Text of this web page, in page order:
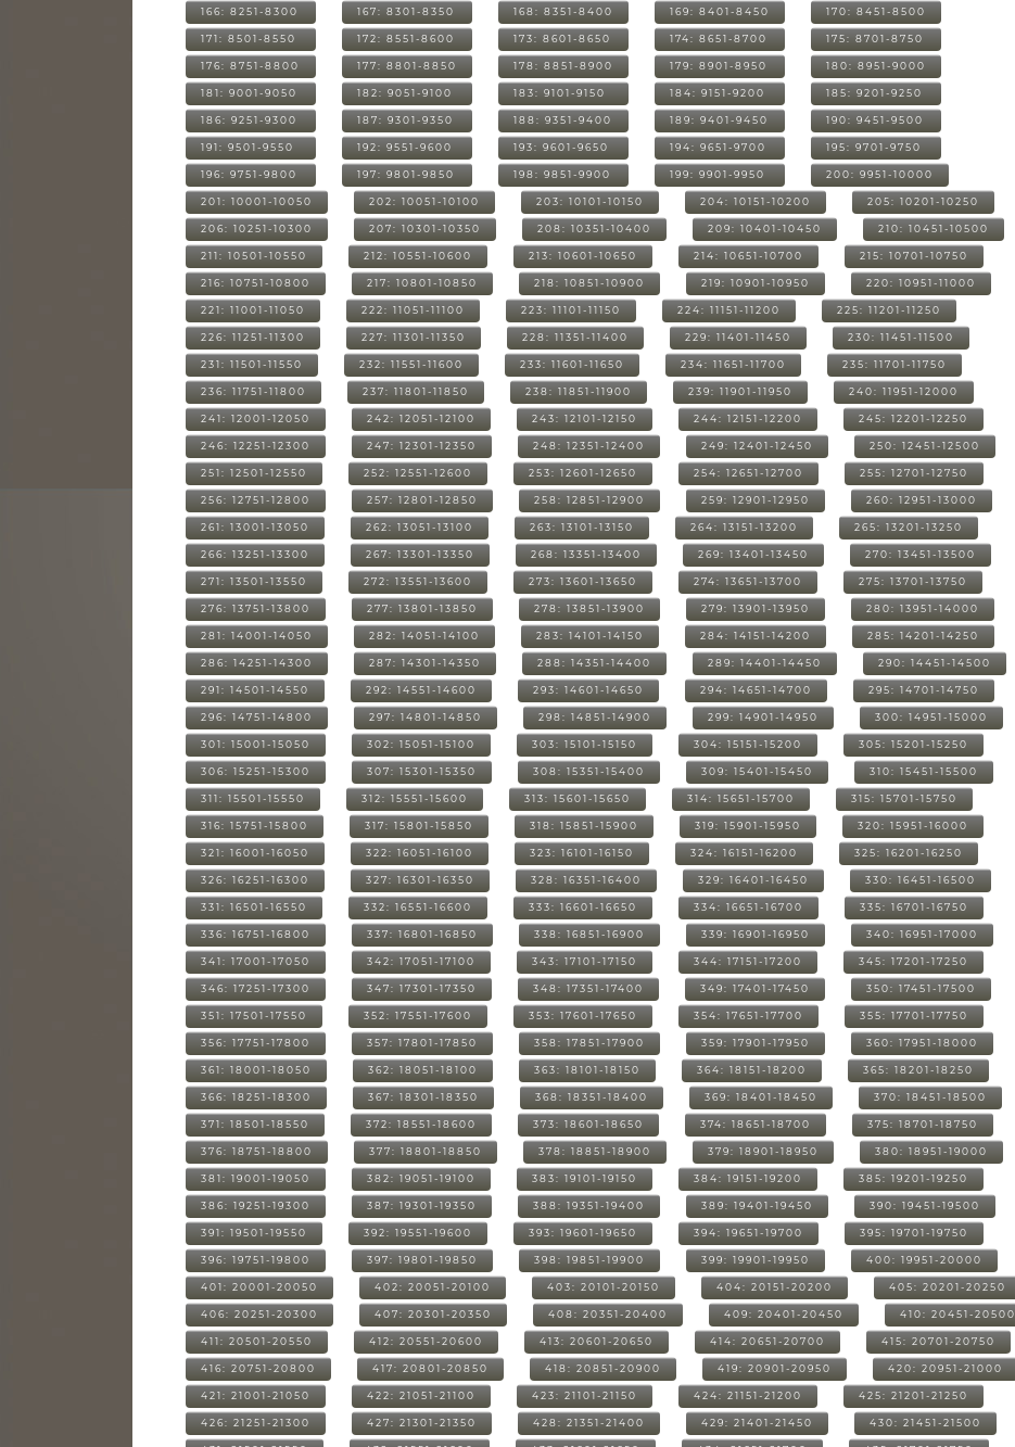
166: 8251-8300 167: 8301-8350 168: 8351-8400 169: 8401-8450 170: 8451-8500
171: 8501-8550 172: 8551-8600 173: 8601-8650 174: 8651-8700 175: 8701-8750
176: 8751-8800 177: 8801-8850 178: 8851-8900 179: 8901-8950 180: 8951-9000
181: 9001-9050 182: 9051-9100 183: 9101-9150 184: 9151-9200 185: 9201-9250
186: 9251-9300 187: 9301-9350 188: 9351-9400 189: 9401-9450 190: 9451-9500
191: 9501-9550 192: 9551-9600 193: 9601-9650 194: 9651-9700 195: 9701-9750
196: 9751-9800 197: 9801-9850 198: 9851-9900 199: 9901-9950 200: 9951-10000
201: 10001-10050 202: 10051-10100 203: 10101-10150 204: 10151-10200 205: 10201-10250
206: 10251-10300 207: 10301-10350 208: 10351-10400 209: 10401-10450 210: 10451-10500
211: 10501-10550 212: 10551-10600 213: 10601-10650 214: 10651-10700 215: 10701-10750
216: 10751-10800 217: 10801-10850 218: 10851-10900 219: 10901-10950 220: 10951-11000
221: 11001-11050 222: 11051-11100 223: 11101-11150 224: 11151-11200 225: 11201-11250
226: 11251-11300 227: 11301-11350 228: 11351-11400 229: 11401-11450 230: 11451-11500
231: 11501-11550 232: 11551-11600 233: 11601-11650 234: 11651-11700 235: 11701-11750
236: 11751-11800 237: 11801-11850 238: 11851-11900 239: 11901-11950 240: 11951-12000
241: 12001-12050 242: 12051-12100 243: 12101-12150 244: 12151-12200 245: 12201-12250
246: 12251-12300 247: 12301-12350 248: 12351-12400 249: 12401-12450 250: 12451-12500
251: 12501-12550 252: 12551-12600 253: 12601-12650 254: 12651-12700 255: 12701-12750
256: 12751-12800 257: 12801-12850 258: 12851-12900 259: 12901-12950 260: 12951-13000
261: 13001-13050 262: 13051-13100 263: 13101-13150 264: 13151-13200 265: 13201-13250
266: 13251-13300 267: 13301-13350 268: 13351-13400 269: 13401-13450 270: 13451-13500
271: 13501-13550 272: 13551-13600 273: 13601-13650 274: 13651-13700 275: 13701-13750
276: 13751-13800 277: 13801-13850 278: 13851-13900 279: 13901-13950 280: 13951-14000
281: 14001-14050 282: 14051-14100 283: 14101-14150 284: 14151-14200 285: 14201-14250
286: 14251-14300 287: 14301-14350 288: 14351-14400 289: 14401-14450 290: 14451-14500
291: 14501-14550 292: 14551-14600 293: 14601-14650 294: 14651-14700 295: 14701-14750
296: 14751-14800 297: 14801-14850 298: 14851-14900 299: 14901-14950 300: 14951-15000
301: 15001-15050 302: 15051-15100 303: 15101-15150 304: 15151-15200 305: 15201-15250
306: 15251-15300 307: 15301-15350 308: 15351-15400 309: 15401-15450 310: 15451-15500
311: 15501-15550 312: 15551-15600 313: 15601-15650 314: 15651-15700 315: 15701-15750
316: 15751-15800 317: 15801-15850 318: 15851-15900 319: 15901-15950 320: 15951-16000
321: 16001-16050 322: 16051-16100 323: 16101-16150 324: 16151-16200 325: 16201-16250
326: 16251-16300 327: 16301-16350 328: 16351-16400 329: 16401-16450 330: 16451-16500
331: 16501-16550 332: 16551-16600 333: 16601-16650 334: 16651-16700 335: 16701-16750
336: 16751-16800 337: 16801-16850 338: 16851-16900 339: 16901-16950 340: 16951-17000
341: 17001-17050 342: 17051-17100 343: 17101-17150 344: 17151-17200 345: 17201-17250
346: 17251-17300 347: 17301-17350 348: 17351-17400 349: 17401-17450 350: 17451-17500
351: 17501-17550 352: 17551-17600 353: 17601-17650 354: 17651-17700 355: 17701-17750
356: 17751-17800 357: 17801-17850 358: 17851-17900 359: 17901-17950 360: 17951-18000
361: 18001-18050 362: 18051-18100 363: 18101-18150 364: 18151-18200 365: 18201-18250
366: 18251-18300 367: 18301-18350 368: 18351-18400 369: 18401-18450 370: 18451-18500
371: 18501-18550 372: 18551-18600 373: 18601-18650 374: 18651-18700 375: 18701-18750
376: 18751-18800 377: 18801-18850 378: 18851-18900 379: 18901-18950 380: 18951-19000
381: 19001-19050 382: 19051-19100 383: 19101-19150 384: 19151-19200 385: 19201-19250
386: 19251-19300 387: 19301-19350 388: 19351-19400 389: 19401-19450 390: 19451-19500
391: 19501-19550 392: 19551-19600 393: 19601-19650 394: 19651-19700 395: 19701-19750
396: 19751-19800 397: 19801-19850 398: 19851-19900 399: 19901-19950 400: 19951-20000
401: 20001-20050 402: 20051-20100 403: 20101-20150 404: 20151-20200 405: 20201-20250
406: 20251-20300 407: 20301-20350 408: 20351-20400 409: 20401-20450 410: 20451-20500
411: 20501-20550 412: 20551-20600 413: 20601-20650 414: 20651-20700 415: 20701-20750
416: 20751-20800 417: 20801-20850 418: 20851-20900 419: 20901-20950 420: 20951-21000
421: 21001-21050 422: 21051-21100 423: 21101-21150 424: 21151-21200 425: 21201-21250
426: 21251-21300 427: 21301-21350 428: 21351-21400 429: 21401-21450 430: 21451-21500